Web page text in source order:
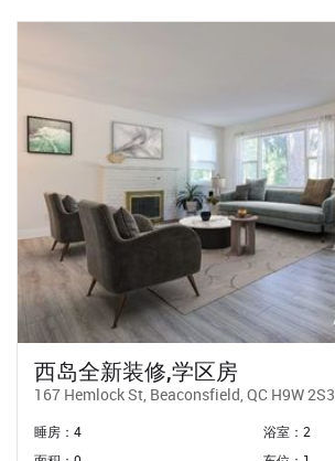
西岛全新装修,学区房
167 Hemlock St, Beaconsfield, QC H9W 2S3
睡房：4
浴室：2